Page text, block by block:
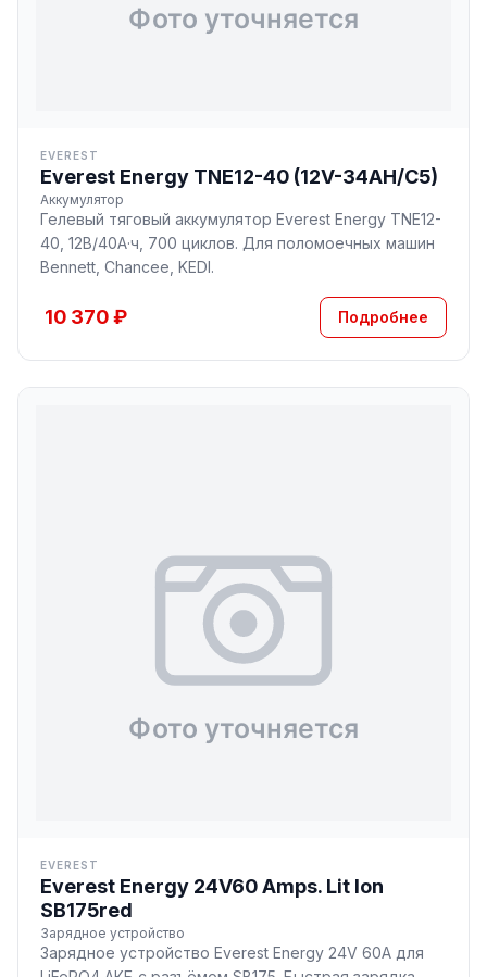
EVEREST
Everest Energy TNE12-40 (12V-34AH/C5)
Аккумулятор
Гелевый тяговый аккумулятор Everest Energy TNE12-
40, 12В/40А·ч, 700 циклов. Для поломоечных машин
Bennett, Chancee, KEDI.
10 370 ₽ Подробнее
EVEREST
Everest Energy 24V60 Amps. Lit Ion
SB175red
Зарядное устройство
Зарядное устройство Everest Energy 24V 60A для